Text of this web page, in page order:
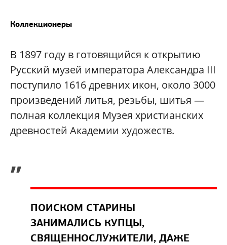
Коллекционеры
В 1897 году в готовящийся к открытию
Русский музей императора Александра III
поступило 1616 древних икон, около 3000
произведений литья, резьбы, шитья —
полная коллекция Музея христианских
древностей Академии художеств.
„
ПОИСКОМ СТАРИНЫ
ЗАНИМАЛИСЬ КУПЦЫ,
СВЯЩЕННОСЛУЖИТЕЛИ, ДАЖЕ